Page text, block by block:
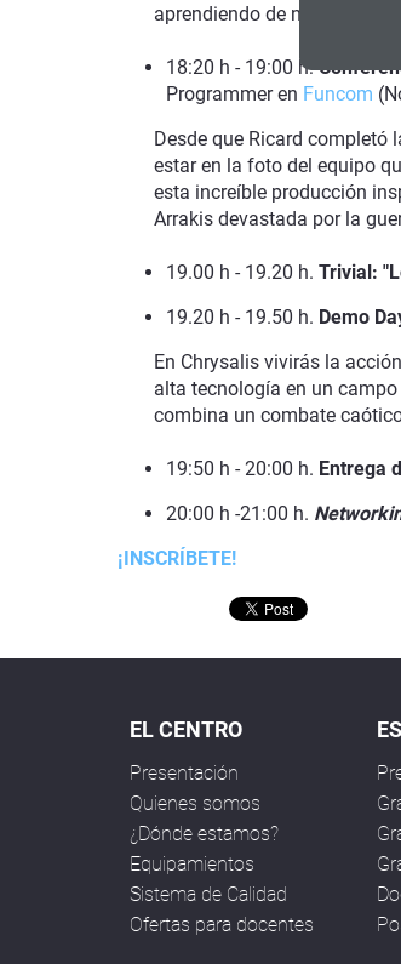
aprendiendo de nuevo
18:20 h - 19:00 h:
Programmer en Funcom
Desde que Ricard completó
estar en la foto del equipo
esta increíble producción
Arrakis devastada por la
19.00 h - 19.20 h. Trivial:
19.20 h - 19.50 h. Demo
En Chrysalis vivirás la
alta tecnología en un
combina un combate
19:50 h - 20:00 h. Entrega
20:00 h -21:00 h.
¡INSCRÍBETE!
EL CENTRO
Presentación
Quienes somos
¿Dónde estamos?
Equipamientos
Sistema de Calidad
Ofertas para docentes